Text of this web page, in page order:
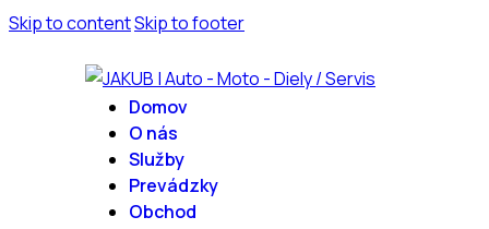
Skip to contentSkip to footer
Domov
O nás
Služby
Prevádzky
Obchod